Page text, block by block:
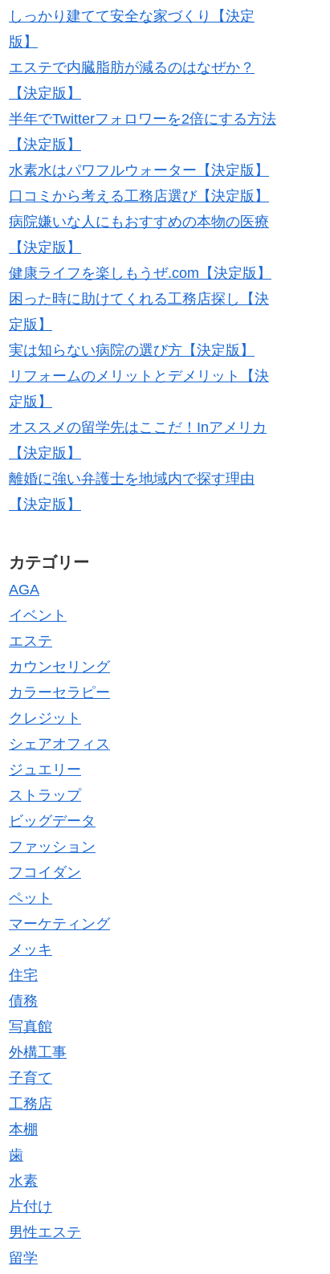
しっかり建てて安全な家づくり【決定
版】
エステで内臓脂肪が減るのはなぜか？
【決定版】
半年でTwitterフォロワーを2倍にする方法
【決定版】
水素水はパワフルウォーター【決定版】
口コミから考える工務店選び【決定版】
病院嫌いな人にもおすすめの本物の医療
【決定版】
健康ライフを楽しもうぜ.com【決定版】
困った時に助けてくれる工務店探し【決
定版】
実は知らない病院の選び方【決定版】
リフォームのメリットとデメリット【決
定版】
オススメの留学先はここだ！Inアメリカ
【決定版】
離婚に強い弁護士を地域内で探す理由
【決定版】
カテゴリー
AGA
イベント
エステ
カウンセリング
カラーセラピー
クレジット
シェアオフィス
ジュエリー
ストラップ
ビッグデータ
ファッション
フコイダン
ペット
マーケティング
メッキ
住宅
債務
写真館
外構工事
子育て
工務店
本棚
歯
水素
片付け
男性エステ
留学